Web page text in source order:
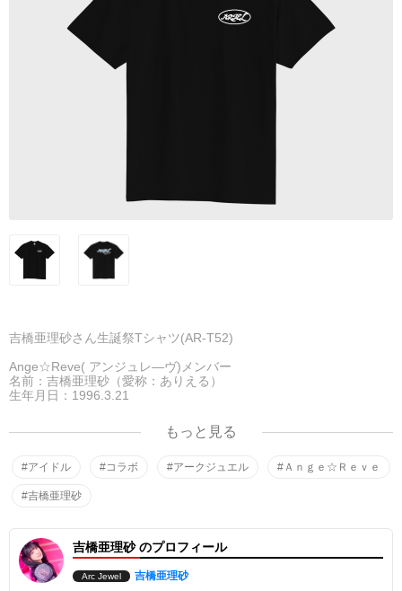
吉橋亜理砂さん生誕祭Tシャツ(AR-T52)
Ange☆Reve( アンジュレ―ヴ)メンバー
名前：吉橋亜理砂（愛称：ありえる）
生年月日：1996.3.21
身長：150cm
もっと見る
#アイドル #コラボ #アークジュエル #Ａｎｇｅ☆Ｒｅｖｅ
#吉橋亜理砂
吉橋亜理砂 のプロフィール
Arc Jewel 吉橋亜理砂